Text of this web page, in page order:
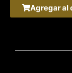
Agregar al